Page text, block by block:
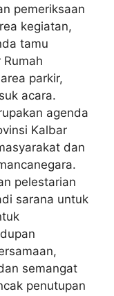
pemeriksaan
kegiatan,
tamu
parkir,
acara.
agenda
Kalbar
dan
pelestarian
sarana untuk
semangat
penutupan